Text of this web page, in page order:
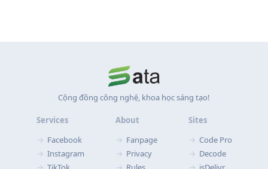
Cộng đồng công nghệ, khoa học sáng tạo!
Services
Facebook
Instagram
About
Fanpage
Privacy
Sites
Code Pro
Decode